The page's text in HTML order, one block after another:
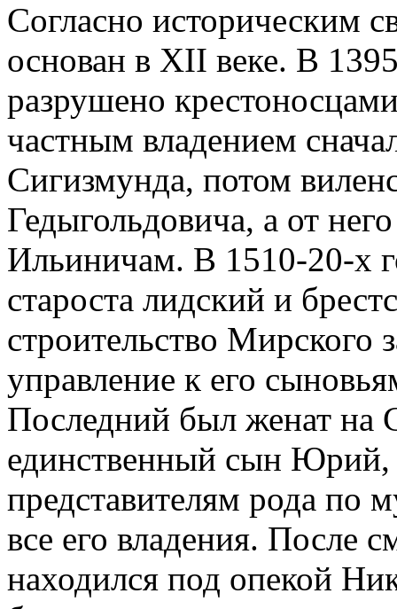
Согласно историческим
основан в XII веке. В
разрушено
частным владением
Сигизмунда, потом
Гедыгольдовича, а от
Ильиничам. В 1510-20-х
староста лидский и
строительство Мирского
управление к его
Последний был женат на
единственный сын Юрий,
представителям рода по
все его владения. После
находился под опекой